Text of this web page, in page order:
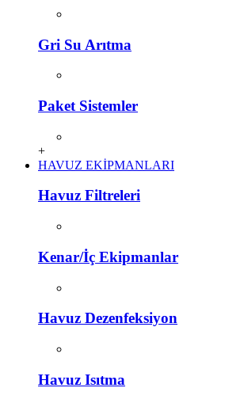
Gri Su Arıtma
Paket Sistemler
+
HAVUZ EKİPMANLARI
Havuz Filtreleri
Kenar/İç Ekipmanlar
Havuz Dezenfeksiyon
Havuz Isıtma